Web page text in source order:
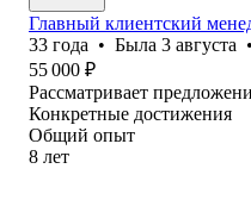
Главный клиентский
33 года • Была 3 августа •
55 000 ₽
Рассматривает
Конкретные достижения
Общий опыт
8 лет